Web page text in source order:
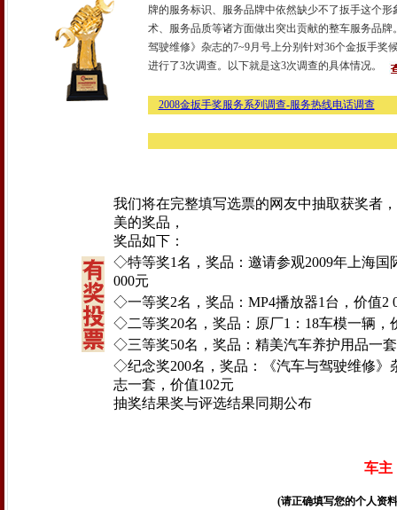
牌的服务标识、服务品牌中依然缺少不了扳手这个
术、服务品质等诸方面做出突出贡献的整车服务品
驾驶维修》杂志的7~9月号上分别针对36个金扳手奖
进行了3次调查。以下就是这3次调查的具体情况。
2008金扳手奖服务系列调查-服务热线电话调查
我们将在完整填写选票的网友中抽取获奖者
美的奖品，
奖品如下：
◇特等奖1名，奖品：邀请参观2009年上海国
000元
◇一等奖2名，奖品：MP4播放器1台，价值2
◇二等奖20名，奖品：原厂1：18车模一辆，
◇三等奖50名，奖品：精美汽车养护用品一
◇纪念奖200名，奖品：《汽车与驾驶维修》
志一套，价值102元
抽奖结果奖与评选结果同期公布
车主
(请正确填写您的个人资